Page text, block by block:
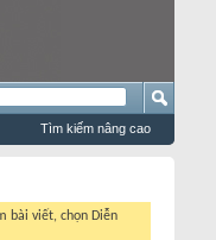
Tìm kiếm nâng cao
bài viết, chọn Diễn